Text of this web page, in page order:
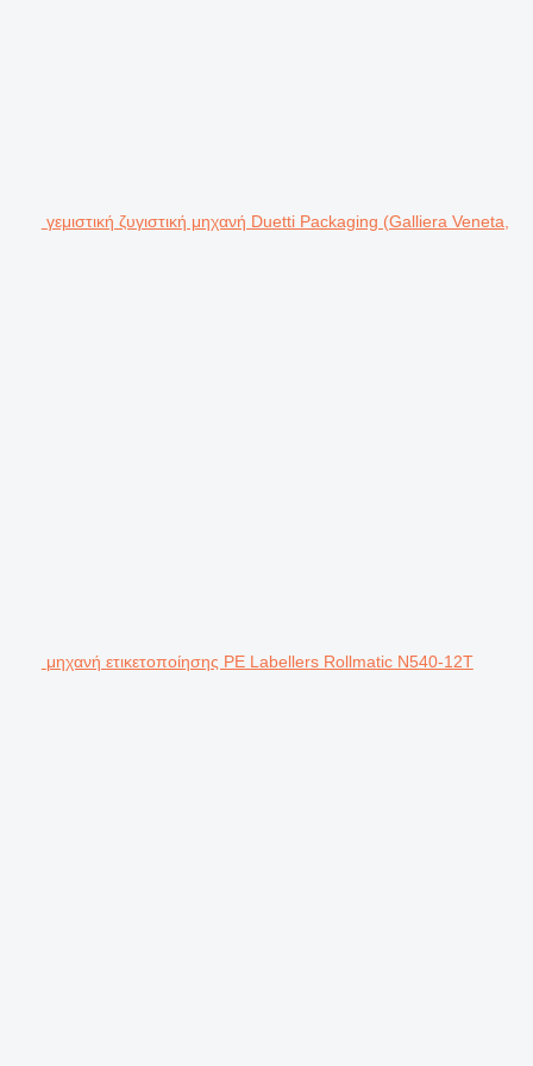
γεμιστική ζυγιστική μηχανή Duetti Packaging (Galliera Veneta,
μηχανή ετικετοποίησης PE Labellers Rollmatic N540-12T